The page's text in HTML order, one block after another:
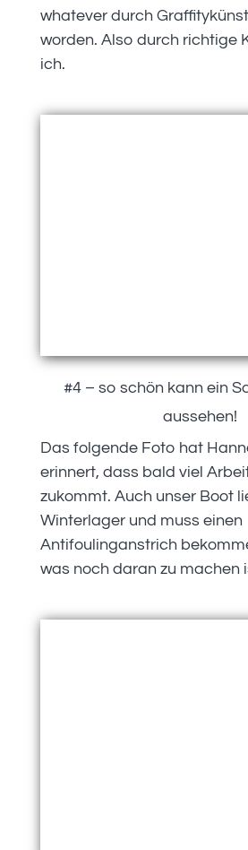
whatever durch
worden. Also durch richtige
ich.
#4 – so schön kann ein
aussehen!
Das folgende Foto hat
erinnert, dass bald viel
zukommt. Auch unser Boot
Winterlager und muss einen
Antifoulinganstrich
was noch daran zu machen